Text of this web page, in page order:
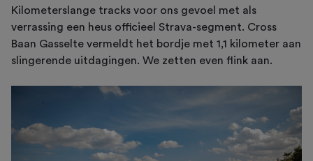
Kilometerslange tracks voor ons gevoel met als
verrassing een heus officieel Strava-segment. Cross
Baan Gasselte vermeldt het bordje met 1,1 kilometer aan
slingerende uitdagingen. We zetten even flink aan.